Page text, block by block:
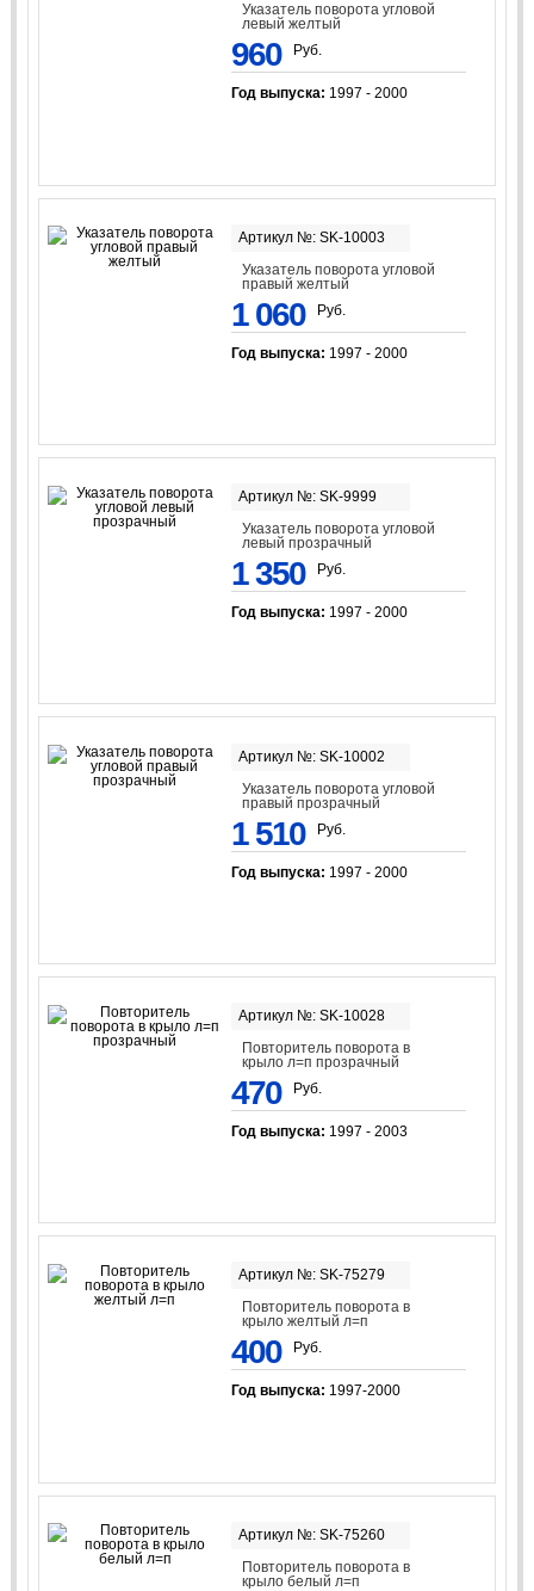
Указатель поворота угловой
левый желтый
960 Руб.
Год выпуска: 1997 - 2000
Артикул №: SK-10003
Указатель поворота угловой
правый желтый
1 060 Руб.
Год выпуска: 1997 - 2000
Артикул №: SK-9999
Указатель поворота угловой
левый прозрачный
1 350 Руб.
Год выпуска: 1997 - 2000
Артикул №: SK-10002
Указатель поворота угловой
правый прозрачный
1 510 Руб.
Год выпуска: 1997 - 2000
Артикул №: SK-10028
Повторитель поворота в
крыло л=п прозрачный
470 Руб.
Год выпуска: 1997 - 2003
Артикул №: SK-75279
Повторитель поворота в
крыло желтый л=п
400 Руб.
Год выпуска: 1997-2000
Артикул №: SK-75260
Повторитель поворота в
крыло белый л=п